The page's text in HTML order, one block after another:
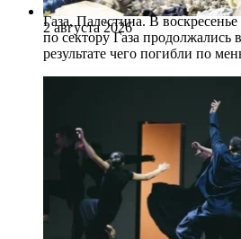
2 августа 2026
Газа, Палестина. В
по сектору Газа продолжались
результате чего погибли по